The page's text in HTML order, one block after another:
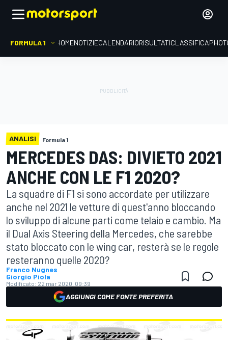
FORMULA 1 HOMENOTIZIECALENDARIORISULTATICLASSIFICA
ANALISI Formula 1
MERCEDES DAS: DIVIETO 2021
ANCHE CON LE F1 2020?
La squadre di F1 si sono accordate per utilizzare
anche nel 2021 le vetture di quest'anno bloccando
lo sviluppo di alcune parti come telaio e cambio. Ma
il Dual Axis Steering della Mercedes, che sarebbe
stato bloccato con le wing car, resterà se le regole
resteranno quelle 2020?
Franco Nugnes
Giorgio Piola
Modificato: 22 mar 2020, 09:39
AGGIUNGI COME FONTE PREFERITA